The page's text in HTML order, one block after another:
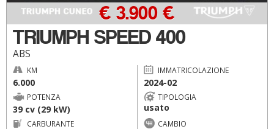
TRIUMPH SPEED 400
ABS
€ 3.900 €
KM
6.000
IMMATRICOLAZIONE
2024-02
POTENZA
39 cv (29 kW)
TIPOLOGIA
usato
CARBURANTE CAMBIO